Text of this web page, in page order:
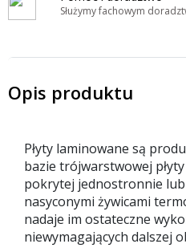
Służymy fachowym
Opis produktu
Płyty laminowane są
bazie trójwarstwowej
pokrytej jednostronnie
nasyconymi żywicami
nadaje im ostateczne
niewymagających dalszej